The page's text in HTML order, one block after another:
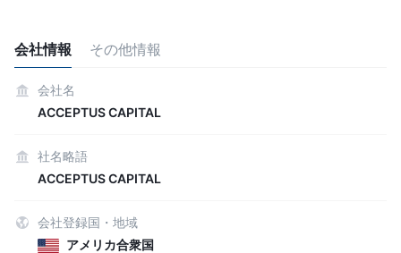
会社情報 その他情報
会社名
ACCEPTUS CAPITAL
社名略語
ACCEPTUS CAPITAL
会社登録国・地域
アメリカ合衆国